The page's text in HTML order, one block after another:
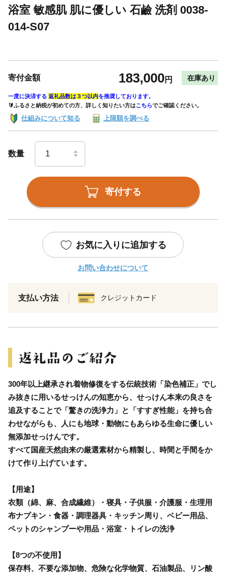
浴室 敏感肌 肌に優しい 石鹼 洗剤 0038-
014-S07
寄付金額 183,000円 在庫あり
一度に決済する 返礼品数は３つ以内を推奨しております。
🔰ふるさと納税が初めての方、詳しく知りたい方はこちらでご確認ください。
仕組みについて知る 上限額を調べる
数量
寄付する
お気に入りに追加する
お問い合わせについて
支払い方法 クレジットカード
300年以上継承され着物修復をする伝統技術「染色補正」でし
み抜きに用いるせっけんの知恵から、せっけん本来の良さを
追及することで「驚きの洗浄力」と「すすぎ性能」を持ち合
わせながらも、人にも地球・動物にもあらゆる生命に優しい
無添加せっけんです。
すべて国産天然由来の厳選素材から精製し、時間と手間をか
けて作り上げています。
【用途】
衣類（綿、麻、合成繊維）・寝具・子供服・介護服・生理用
布ナプキン・食器・調理器具・キッチン周り、ベビー用品、
ペットのシャンプーや用品・浴室・トイレの洗浄
【8つの不使用】
保存料、不要な添加物、危険な化学物質、石油製品、リン酸